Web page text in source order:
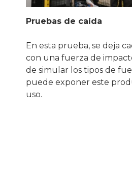
Pruebas de caída
En esta prueba, se deja
con una fuerza de
de simular los tipos de
puede exponer este
uso.